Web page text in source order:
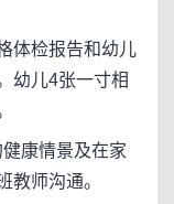
体检报告和幼儿
幼儿4张一寸相
康情景及在家
教师沟通。